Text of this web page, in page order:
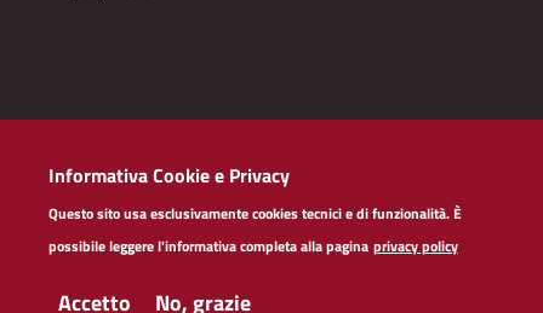
Redazioneweb
Dichiarazione di accessibilità
Privacy policy servizi web
Social Media Policy
Informativa Cookie e Privacy
Questo sito usa esclusivamente cookies tecnici e di funzionalità. È
possibile leggere l'informativa completa alla pagina privacy policy
Accetto No, grazie